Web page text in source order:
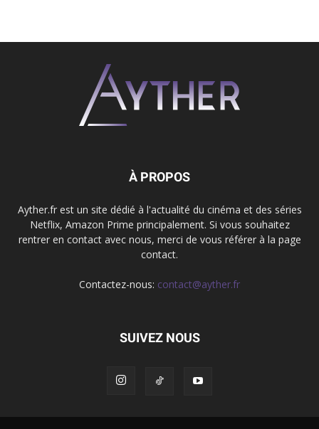
À PROPOS
Ayther.fr est un site dédié à l'actualité du cinéma et des séries
Netflix, Amazon Prime principalement. Si vous souhaitez
rentrer en contact avec nous, merci de vous référer à la page
contact.
Contactez-nous: contact@ayther.fr
SUIVEZ NOUS